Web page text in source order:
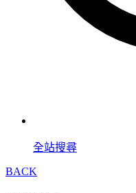
全站搜尋
BACK